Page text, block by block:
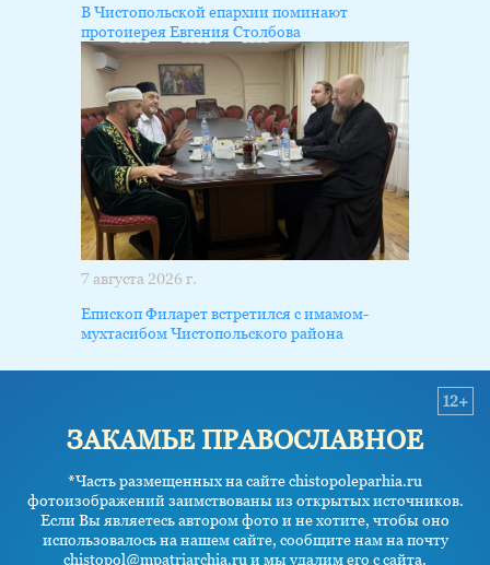
В Чистопольской епархии поминают
протоиерея Евгения Столбова
7 августа 2026 г.
Епископ Филарет встретился с имамом-
мухтасибом Чистопольского района
ЗАКАМЬЕ ПРАВОСЛАВНОЕ
*Часть размещенных на сайте chistopoleparhia.ru
фотоизображений заимствованы из открытых источников.
Если Вы являетесь автором фото и не хотите, чтобы оно
использовалось на нашем сайте, сообщите нам на почту
chistopol@mpatriarchia.ru и мы удалим его с сайта.
12+